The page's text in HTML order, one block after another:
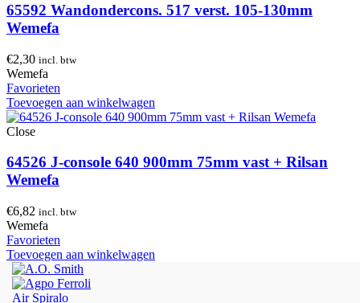
65592 Wandondercons. 517 verst. 105-130mm
Wemefa
€2,30 incl. btw
Wemefa
Favorieten
Toevoegen aan winkelwagen
Close
64526 J-console 640 900mm 75mm vast + Rilsan
Wemefa
€6,82 incl. btw
Wemefa
Favorieten
Toevoegen aan winkelwagen
Air Spiralo